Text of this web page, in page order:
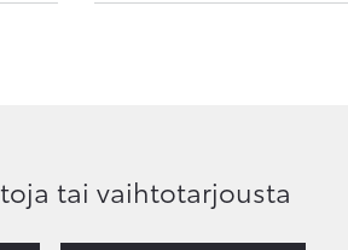
tai vaihtotarjousta